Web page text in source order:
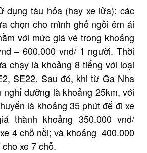
dụng tàu hỏa (hay xe lửa): các
chọn cho mình ghế ngồi êm ái
với mức giá vé trong khoảng
– 600.000 vnđ/ 1 người. Thời
chạy là khoảng 8 tiếng với loại
SE22. Sau đó, khi từ Ga Nha
nghỉ dưỡng là khoảng 25km, với
là khoảng 35 phút để đi xe
thành khoảng 350.000 vnđ/
4 chỗ nồi; và khoảng 400.000
xe 7 chỗ.